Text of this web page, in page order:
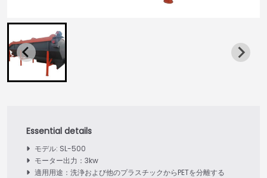
モデル: SL-500
モーター出力：3kw
適用用途：洗浄および他のプラスチックからPETを分離する